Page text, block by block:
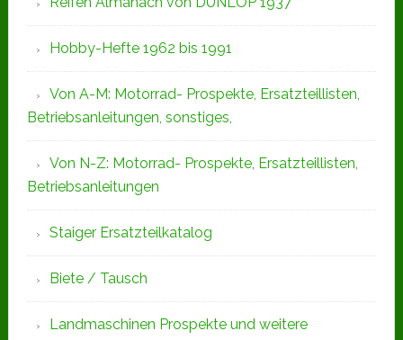
Hobby-Hefte 1962 bis 1991
Von A-M: Motorrad- Prospekte, Ersatzteillisten,
Betriebsanleitungen, sonstiges,
Von N-Z: Motorrad- Prospekte, Ersatzteillisten,
Betriebsanleitungen
Staiger Ersatzteilkatalog
Biete / Tausch
Landmaschinen Prospekte und weitere